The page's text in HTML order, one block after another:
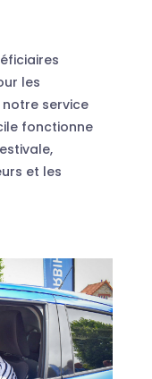
les
service
fonctionne
et les